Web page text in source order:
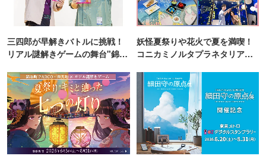
三四郎が早解きバトルに挑戦！
リアル謎解きゲームの舞台"錦糸
妖怪夏祭りや花火で夏を満喫！
コニカミノルタプラネタリア